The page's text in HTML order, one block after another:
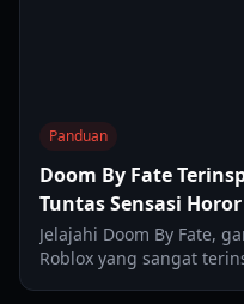
Panduan
Doom By Fate
Tuntas Sensasi
Jelajahi Doom By Fate,
Roblox yang sangat